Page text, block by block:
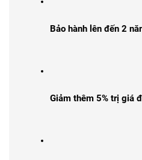
Bảo hành lên đến 2
Giảm thêm 5% trị giá